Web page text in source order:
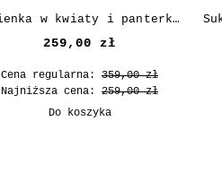
Sukienka w kwiaty i panterkę z jedwabiem
259,00 zł
Cena regularna: 359,00 zł
Najniższa cena: 259,00 zł
Do koszyka